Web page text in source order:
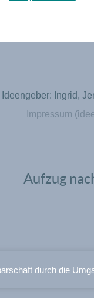
Ideengeber: Ingrid,
Impressum
Aufzug
durch die